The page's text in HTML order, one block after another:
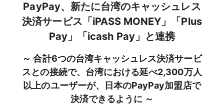
PayPay、新たに台湾のキャッシュレス
決済サービス「iPASS MONEY」「Plus
Pay」「icash Pay」と連携
～ 合計6つの台湾キャッシュレス決済サービ
スとの接続で、台湾における延べ2,300万人
以上のユーザーが、日本のPayPay加盟店で
決済できるように ～